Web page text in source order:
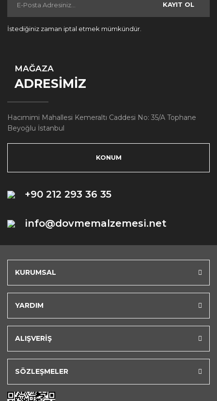
KAYIT OL
İstediğiniz zaman iptal etmek mümkündür.
MAĞAZA
ADRESİMİZ
Hacımimi Mahallesi Kemeraltı Caddesi No: 35/A Tophane
Beyoğlu İstanbul
KONUM
+90 212 293 36 35
info@dovmemalzemesi.net
KURUMSAL
YARDIM
ALIŞVERİŞ
SÖZLEŞMELER